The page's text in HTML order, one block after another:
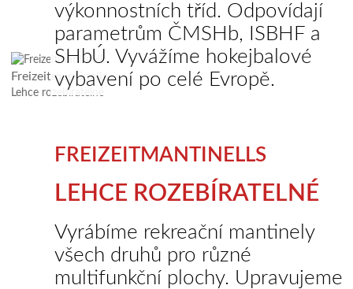
výkonnostních tříd. Odpovídají
parametrům ČMSHb, ISBHF a
SHbÚ. Vyvážíme hokejbalové
vybavení po celé Evropě.
Freizeitmantinells
Lehce rozebíratelné
FREIZEITMANTINELLS
LEHCE ROZEBÍRATELNÉ
Vyrábíme rekreační mantinely
všech druhů pro různé
multifunkční plochy. Upravujeme